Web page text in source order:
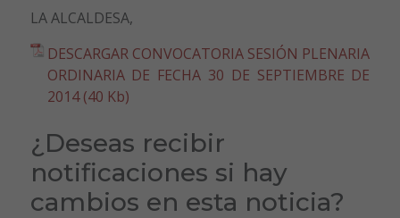
LA ALCALDESA,
DESCARGAR CONVOCATORIA SESIÓN PLENARIA
ORDINARIA DE FECHA 30 DE SEPTIEMBRE DE
2014 (40 Kb)
¿Deseas recibir
notificaciones si hay
cambios en esta noticia?